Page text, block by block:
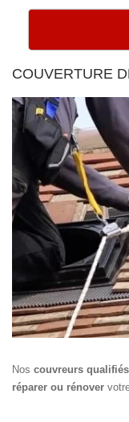
COUVERTURE
Nos couvreurs qualifiés
réparer ou rénover